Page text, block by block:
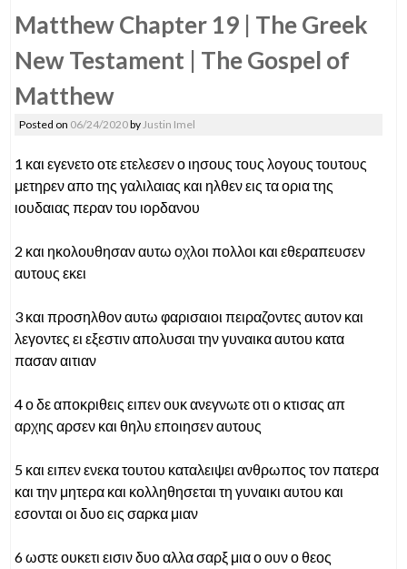
to
Matthew Chapter 19 | The Greek
New Testament | The Gospel of
Matthew
Posted on 06/24/2020byJustin Imel
1 και εγενετο οτε ετελεσεν ο ιησους τους λογους τουτους
μετηρεν απο της γαλιλαιας και ηλθεν εις τα ορια της
ιουδαιας περαν του ιορδανου
2 και ηκολουθησαν αυτω οχλοι πολλοι και εθεραπευσεν
αυτους εκει
3 και προσηλθον αυτω φαρισαιοι πειραζοντες αυτον και
λεγοντες ει εξεστιν απολυσαι την γυναικα αυτου κατα
πασαν αιτιαν
4 ο δε αποκριθεις ειπεν ουκ ανεγνωτε οτι ο κτισας απ
αρχης αρσεν και θηλυ εποιησεν αυτους
5 και ειπεν ενεκα τουτου καταλειψει ανθρωπος τον πατερα
και την μητερα και κολληθησεται τη γυναικι αυτου και
εσονται οι δυο εις σαρκα μιαν
6 ωστε ουκετι εισιν δυο αλλα σαρξ μια ο ουν ο θεος